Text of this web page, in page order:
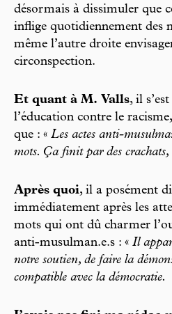
désormais à dissimuler que
inflige quotidiennement des
même l’autre droite
circonspection.
Et quant à M. Valls, il
l’éducation contre le
que : « Les actes anti-
mots. Ça finit par des crachats,
Après quoi, il a posément
immédiatement après les
mots qui ont dû charmer
anti-musulman.e.s : « Il
notre soutien, de faire la
compatible avec la démocratie.